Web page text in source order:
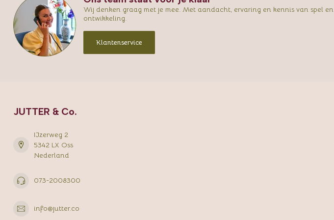
Wij denken graag met je mee. Met aandacht, ervaring en kennis van spel en
ontwikkeling.
Klantenservice
JUTTER & Co.
IJzerweg 2
5342 LX Oss
Nederland
073-2008300
info@jutter.co